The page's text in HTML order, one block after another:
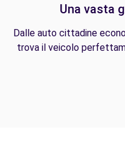
Una vasta
Dalle auto cittadine
trova il veicolo